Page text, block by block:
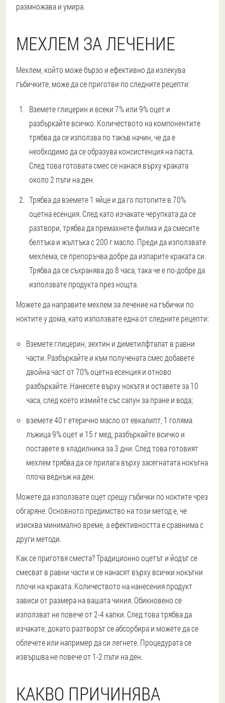
размножава и умира.
МЕХЛЕМ ЗА ЛЕЧЕНИЕ
Мехлем, който може бързо и ефективно да излекува
гъбичките, може да се приготви по следните рецепти:
Вземете глицерин и всеки 7% или 9% оцет и
разбъркайте всичко. Количеството на компонентите
трябва да се използва по такъв начин, че да е
необходимо да се образува консистенция на паста.
След това готовата смес се нанася върху краката
около 2 пъти на ден.
Трябва да вземете 1 яйце и да го потопите в 70%
оцетна есенция. След като изчакате черупката да се
разтвори, трябва да премахнете филма и да смесите
белтъка и жълтъка с 200 г масло. Преди да използвате
мехлема, се препоръчва добре да изпарите краката си.
Трябва да се съхранява до 8 часа, така че е по-добре да
използвате продукта през нощта.
Можете да направите мехлем за лечение на гъбички по
ноктите у дома, като използвате една от следните рецепти:
Вземете глицерин, зехтин и диметилфталат в равни
части. Разбъркайте и към получената смес добавете
двойна част от 70% оцетна есенция и отново
разбъркайте. Нанесете върху нокътя и оставете за 10
часа, след което измийте със сапун за пране и вода;
вземете 40 г етерично масло от евкалипт, 1 голяма
лъжица 9% оцет и 15 г мед, разбъркайте всичко и
поставете в хладилника за 3 дни. След това готовият
мехлем трябва да се прилага върху засегнатата нокътна
плоча веднъж на ден.
Можете да използвате оцет срещу гъбички по ноктите чрез
обгаряне. Основното предимство на този метод е, че
изисква минимално време, а ефективността е сравнима с
други методи.
Как се приготвя сместа? Традиционно оцетът и йодът се
смесват в равни части и се нанасят върху всички нокътни
плочи на краката. Количеството на нанесения продукт
зависи от размера на вашата чиния. Обикновено се
използват не повече от 2-4 капки. След това трябва да
изчакате, докато разтворът се абсорбира и можете да се
облечете или например да си легнете. Процедурата се
извършва не повече от 1-2 пъти на ден.
КАКВО ПРИЧИНЯВА